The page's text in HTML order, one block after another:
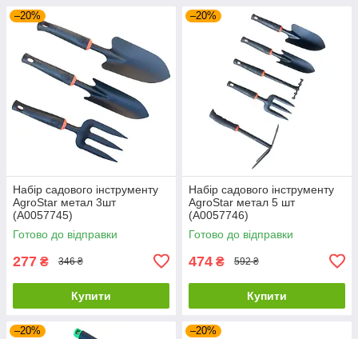
–20%
Набір садового інструменту
AgroStar метал 3шт
(А0057745)
Готово до відправки
277 ₴ 346 ₴
Купити
–20%
Набір садового інструменту
AgroStar метал 5 шт
(А0057746)
Готово до відправки
474 ₴ 592 ₴
Купити
–20% –20%